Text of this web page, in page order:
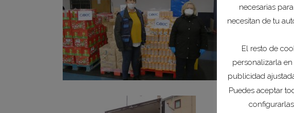
necesarias
necesitan de tu
El resto de
personalizarla
publicidad
Puedes aceptar